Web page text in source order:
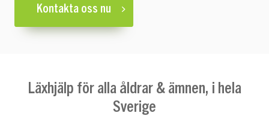
Kontakta oss nu
Läxhjälp för alla åldrar & ämnen, i hela
Sverige